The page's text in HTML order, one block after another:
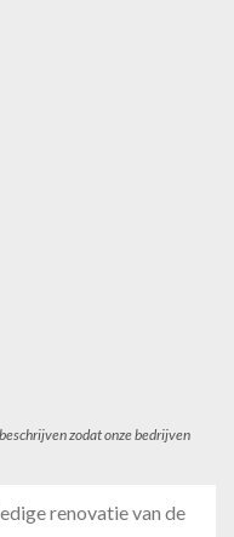
zodat onze bedrijven